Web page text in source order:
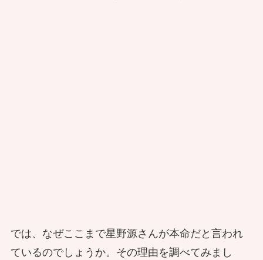
では、なぜここまで星野源さんが本命だと言われ
ているのでしょうか。その理由を調べてみまし